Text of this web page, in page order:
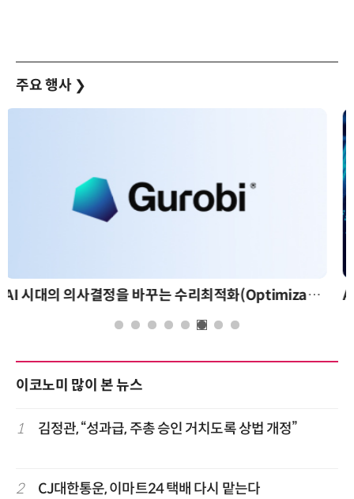
주요 행사 ❯
AI 핀옵스 실전 세미나: 폭증하는 AI 토큰 비용 관리 전략
이코노미 많이 본 뉴스
1 김정관, “성과급, 주총 승인 거치도록 상법 개정”
2 CJ대한통운, 이마트24 택배 다시 맡는다